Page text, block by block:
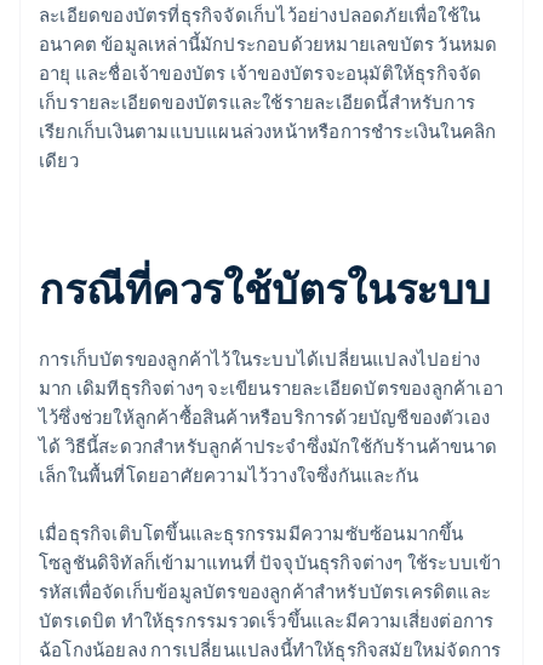
ละเอียดของบัตรที่ธุรกิจจัดเก็บไว้อย่างปลอดภัยเพื่อใช้ใน
อนาคต ข้อมูลเหล่านี้มักประกอบด้วยหมายเลขบัตร วันหมด
อายุ และชื่อเจ้าของบัตร เจ้าของบัตรจะอนุมัติให้ธุรกิจจัด
เก็บรายละเอียดของบัตรและใช้รายละเอียดนี้สำหรับการ
เรียกเก็บเงินตามแบบแผนล่วงหน้าหรือการชำระเงินในคลิก
เดียว
กรณีที่ควรใช้บัตรในระบบ
การเก็บบัตรของลูกค้าไว้ในระบบได้เปลี่ยนแปลงไปอย่าง
มาก เดิมทีธุรกิจต่างๆ จะเขียนรายละเอียดบัตรของลูกค้าเอา
ไว้ซึ่งช่วยให้ลูกค้าซื้อสินค้าหรือบริการด้วยบัญชีของตัวเอง
ได้ วิธีนี้สะดวกสำหรับลูกค้าประจำซึ่งมักใช้กับร้านค้าขนาด
เล็กในพื้นที่โดยอาศัยความไว้วางใจซึ่งกันและกัน
เมื่อธุรกิจเติบโตขึ้นและธุรกรรมมีความซับซ้อนมากขึ้น
โซลูชันดิจิทัลก็เข้ามาแทนที่ ปัจจุบันธุรกิจต่างๆ ใช้ระบบเข้า
รหัสเพื่อจัดเก็บข้อมูลบัตรของลูกค้าสำหรับบัตรเครดิตและ
บัตรเดบิต ทำให้ธุรกรรมรวดเร็วขึ้นและมีความเสี่ยงต่อการ
ฉ้อโกงน้อยลง การเปลี่ยนแปลงนี้ทำให้ธุรกิจสมัยใหม่จัดการ